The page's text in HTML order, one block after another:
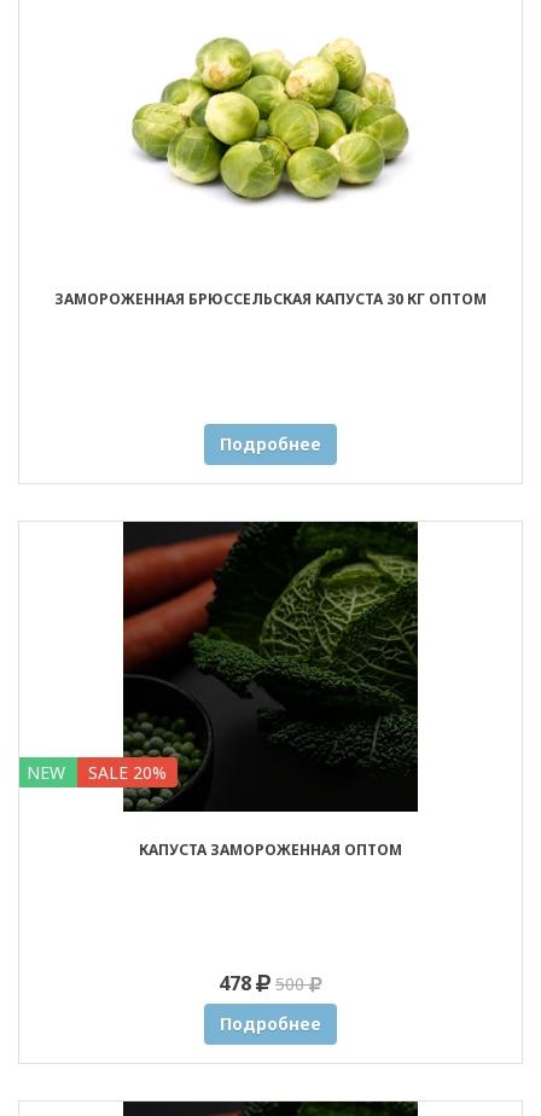
ЗАМОРОЖЕННАЯ БРЮССЕЛЬСКАЯ КАПУСТА 30 КГ ОПТОМ
Подробнее
NEW SALE 20%
КАПУСТА ЗАМОРОЖЕННАЯ ОПТОМ
478
500
Подробнее